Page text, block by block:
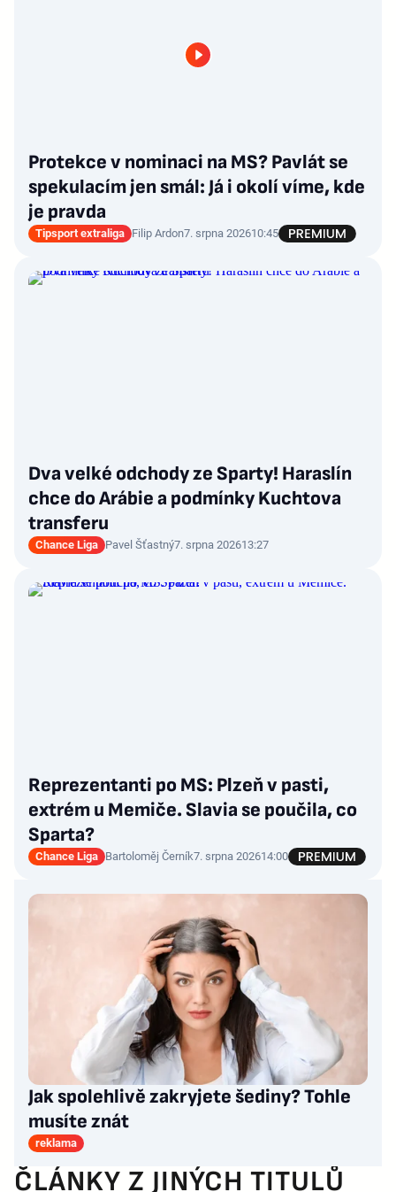
Protekce v nominaci na MS? Pavlát se
spekulacím jen smál: Já i okolí víme, kde
je pravda
Tipsport extraliga Filip Ardon7. srpna 202610:45
Dva velké odchody ze Sparty! Haraslín
chce do Arábie a podmínky Kuchtova
transferu
Chance Liga Pavel Šťastný7. srpna 202613:27
Reprezentanti po MS: Plzeň v pasti,
extrém u Memiče. Slavia se poučila, co
Sparta?
Chance Liga Bartoloměj Černík7. srpna 202614:00
Jak spolehlivě zakryjete šediny? Tohle
musíte znát
reklama
ČLÁNKY Z JINÝCH TITULŮ